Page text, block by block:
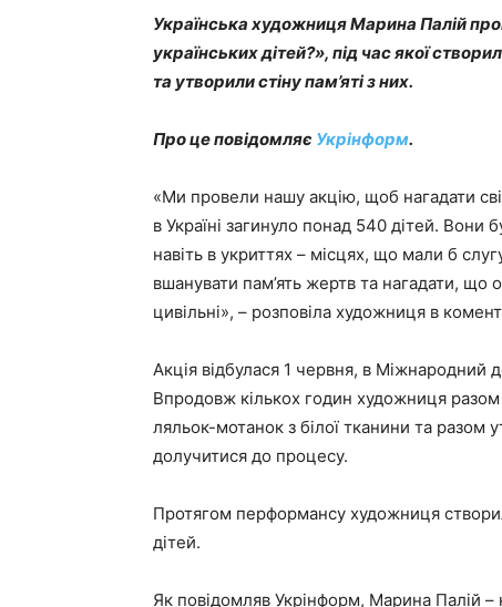
Українська художниця Марина Палій
українських дітей?», під час якої
та утворили стіну пам’яті з них.
Про це повідомляє Укрінформ.
«Ми провели нашу акцію, щоб нагадати
в Україні загинуло понад 540 дітей. Вони
навіть в укриттях – місцях, що мали б
вшанувати пам’ять жертв та нагадати, що
цивільні», – розповіла художниця в
Акція відбулася 1 червня, в Міжнародний
Впродовж кількох годин художниця разом
ляльок-мотанок з білої тканини та разом
долучитися до процесу.
Протягом перформансу художниця
дітей.
Як повідомляв Укрінформ, Марина Палій